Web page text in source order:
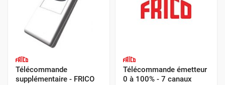
Télécommande
supplémentaire - FRICO
Télécommande émetteur
0 à 100% - 7 canaux